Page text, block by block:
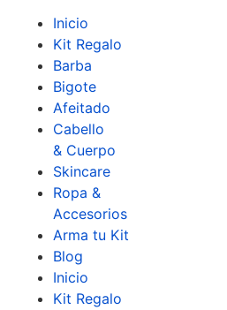
Inicio
Kit Regalo
Barba
Bigote
Afeitado
Cabello
& Cuerpo
Skincare
Ropa &
Accesorios
Arma tu Kit
Blog
Inicio
Kit Regalo